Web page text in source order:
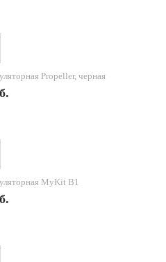
Propeller, черная
MyKit B1